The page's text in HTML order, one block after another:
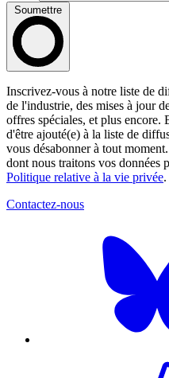
Soumettre
Inscrivez-vous à notre liste de
de l'industrie, des mises à jour
offres spéciales, et plus encore.
d'être ajouté(e) à la liste de
vous désabonner à tout
dont nous traitons vos données
Politique relative à la vie privée.
Contactez-nous